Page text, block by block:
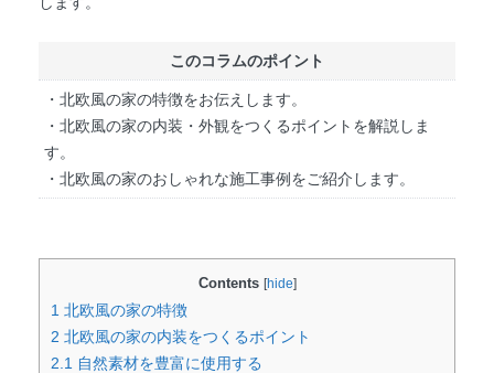
このコラムのポイント
・北欧風の家の特徴をお伝えします。
・北欧風の家の内装・外観をつくるポイントを解説しま
す。
・北欧風の家のおしゃれな施工事例をご紹介します。
Contents [hide]
1 北欧風の家の特徴
2 北欧風の家の内装をつくるポイント
2.1 自然素材を豊富に使用する